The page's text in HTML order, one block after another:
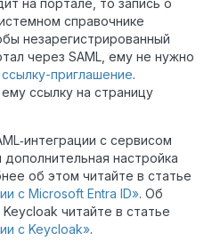
на портале, то запись о
справочнике
незарегистрированный
через SAML, ему не нужно
приглашение.
ссылку на страницу
с сервисом
настройка
об этом читайте в статье
с Microsoft Entra ID». Об
читайте в статье
с Keycloak».